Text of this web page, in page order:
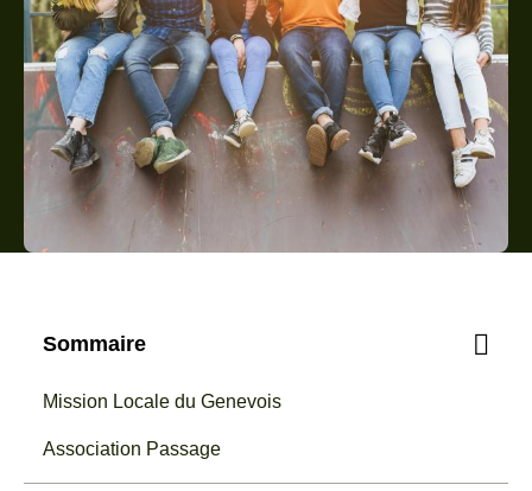
Sommaire
Mission Locale du Genevois
Association Passage